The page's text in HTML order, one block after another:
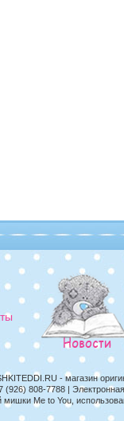
- магазин
(926) 808-7788 |
Me to You,